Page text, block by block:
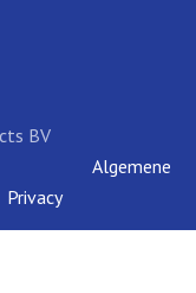
Products BV
Algemene
Privacy